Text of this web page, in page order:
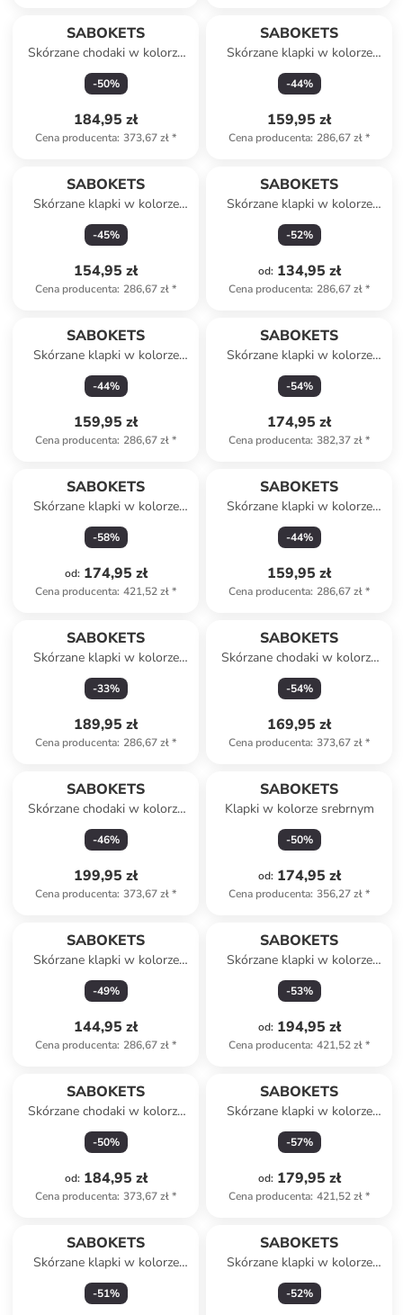
SABOKETS
Skórzane chodaki w kolorze
khaki
-50%
184,95 zł
Cena producenta: 373,67 zł*
SABOKETS
Skórzane klapki w kolorze
granatowym
-44%
159,95 zł
Cena producenta: 286,67 zł*
SABOKETS
Skórzane klapki w kolorze
czarnym
-45%
154,95 zł
Cena producenta: 286,67 zł*
SABOKETS
Skórzane klapki w kolorze
szarym
-52%
od: 134,95 zł
Cena producenta: 286,67 zł*
SABOKETS
Skórzane klapki w kolorze
niebieskim
-44%
159,95 zł
Cena producenta: 286,67 zł*
SABOKETS
Skórzane klapki w kolorze
czarnym
-54%
174,95 zł
Cena producenta: 382,37 zł*
SABOKETS
Skórzane klapki w kolorze
khaki
-58%
od: 174,95 zł
Cena producenta: 421,52 zł*
SABOKETS
Skórzane klapki w kolorze
zielonym
-44%
159,95 zł
Cena producenta: 286,67 zł*
SABOKETS
Skórzane klapki w kolorze
czarnym
-33%
189,95 zł
Cena producenta: 286,67 zł*
SABOKETS
Skórzane chodaki w kolorze
brązowym
-54%
169,95 zł
Cena producenta: 373,67 zł*
SABOKETS
Skórzane chodaki w kolorze
beżowym
-46%
199,95 zł
Cena producenta: 373,67 zł*
SABOKETS
Klapki w kolorze srebrnym
-50%
od: 174,95 zł
Cena producenta: 356,27 zł*
SABOKETS
Skórzane klapki w kolorze
szarym
-49%
144,95 zł
Cena producenta: 286,67 zł*
SABOKETS
Skórzane klapki w kolorze
pomarańczowym
-53%
od: 194,95 zł
Cena producenta: 421,52 zł*
SABOKETS
Skórzane chodaki w kolorze
jasnoróżowym
-50%
od: 184,95 zł
Cena producenta: 373,67 zł*
SABOKETS
Skórzane klapki w kolorze
różowym
-57%
od: 179,95 zł
Cena producenta: 421,52 zł*
SABOKETS
Skórzane klapki w kolorze
khaki
-51%
SABOKETS
Skórzane klapki w kolorze
szarym
-52%